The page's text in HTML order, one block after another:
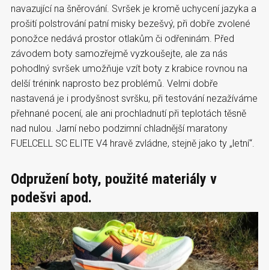
navazující na šněrování. Svršek je kromě uchycení jazyka a
prošití polstrování patní misky bezešvý, při dobře zvolené
ponožce nedává prostor otlakům či odřeninám. Před
závodem boty samozřejmě vyzkoušejte, ale za nás
pohodlný svršek umožňuje vzít boty z krabice rovnou na
delší trénink naprosto bez problémů. Velmi dobře
nastavená je i prodyšnost svršku, při testování nezažíváme
přehnané pocení, ale ani prochladnutí při teplotách těsně
nad nulou. Jarní nebo podzimní chladnější maratony
FUELCELL SC ELITE V4 hravě zvládne, stejně jako ty „letní“.
Odpružení boty, použité materiály v
podešvi apod.